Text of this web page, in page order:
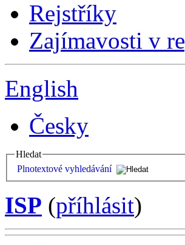
Rejstříky
Zajímavosti v
English
Česky
Hledat
Plnotextové vyhledávání
ISP (příhlásit)